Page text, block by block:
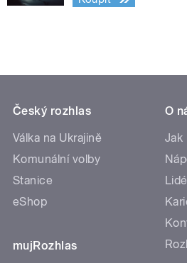
Český rozhlas
Válka na Ukrajině
Komunální volby
Stanice
eShop
mujRozhlas
O
Jak